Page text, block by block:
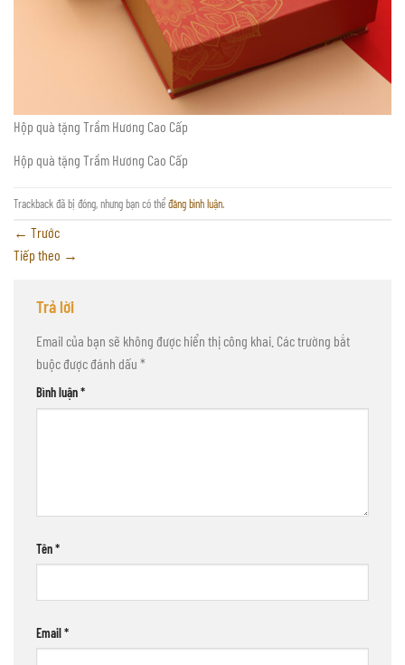
Hộp quà tặng Trầm Hương Cao Cấp
Hộp quà tặng Trầm Hương Cao Cấp
Trackback đã bị đóng, nhưng bạn có thểđăng bình luận.
← Trước
Tiếp theo →
Trả lời
Email của bạn sẽ không được hiển thị công khai. Các trường bắt
buộc được đánh dấu *
Bình luận*
Tên*
Email*